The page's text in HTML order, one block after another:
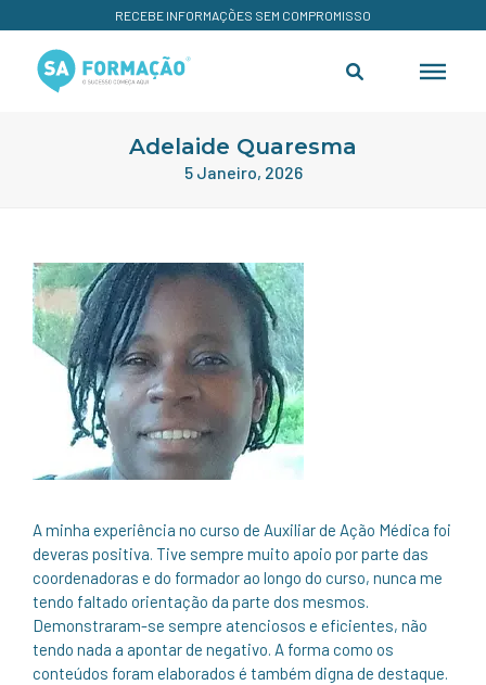
RECEBE INFORMAÇÕES SEM COMPROMISSO
Adelaide Quaresma
5 Janeiro, 2026
A minha experiência no curso de Auxiliar de Ação Médica foi
deveras positiva. Tive sempre muito apoio por parte das
coordenadoras e do formador ao longo do curso, nunca me
tendo faltado orientação da parte dos mesmos.
Demonstraram-se sempre atenciosos e eficientes, não
tendo nada a apontar de negativo. A forma como os
conteúdos foram elaborados é também digna de destaque.